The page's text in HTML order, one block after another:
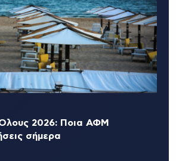
Όλους 2026: Ποια ΑΦΜ
σήμερα